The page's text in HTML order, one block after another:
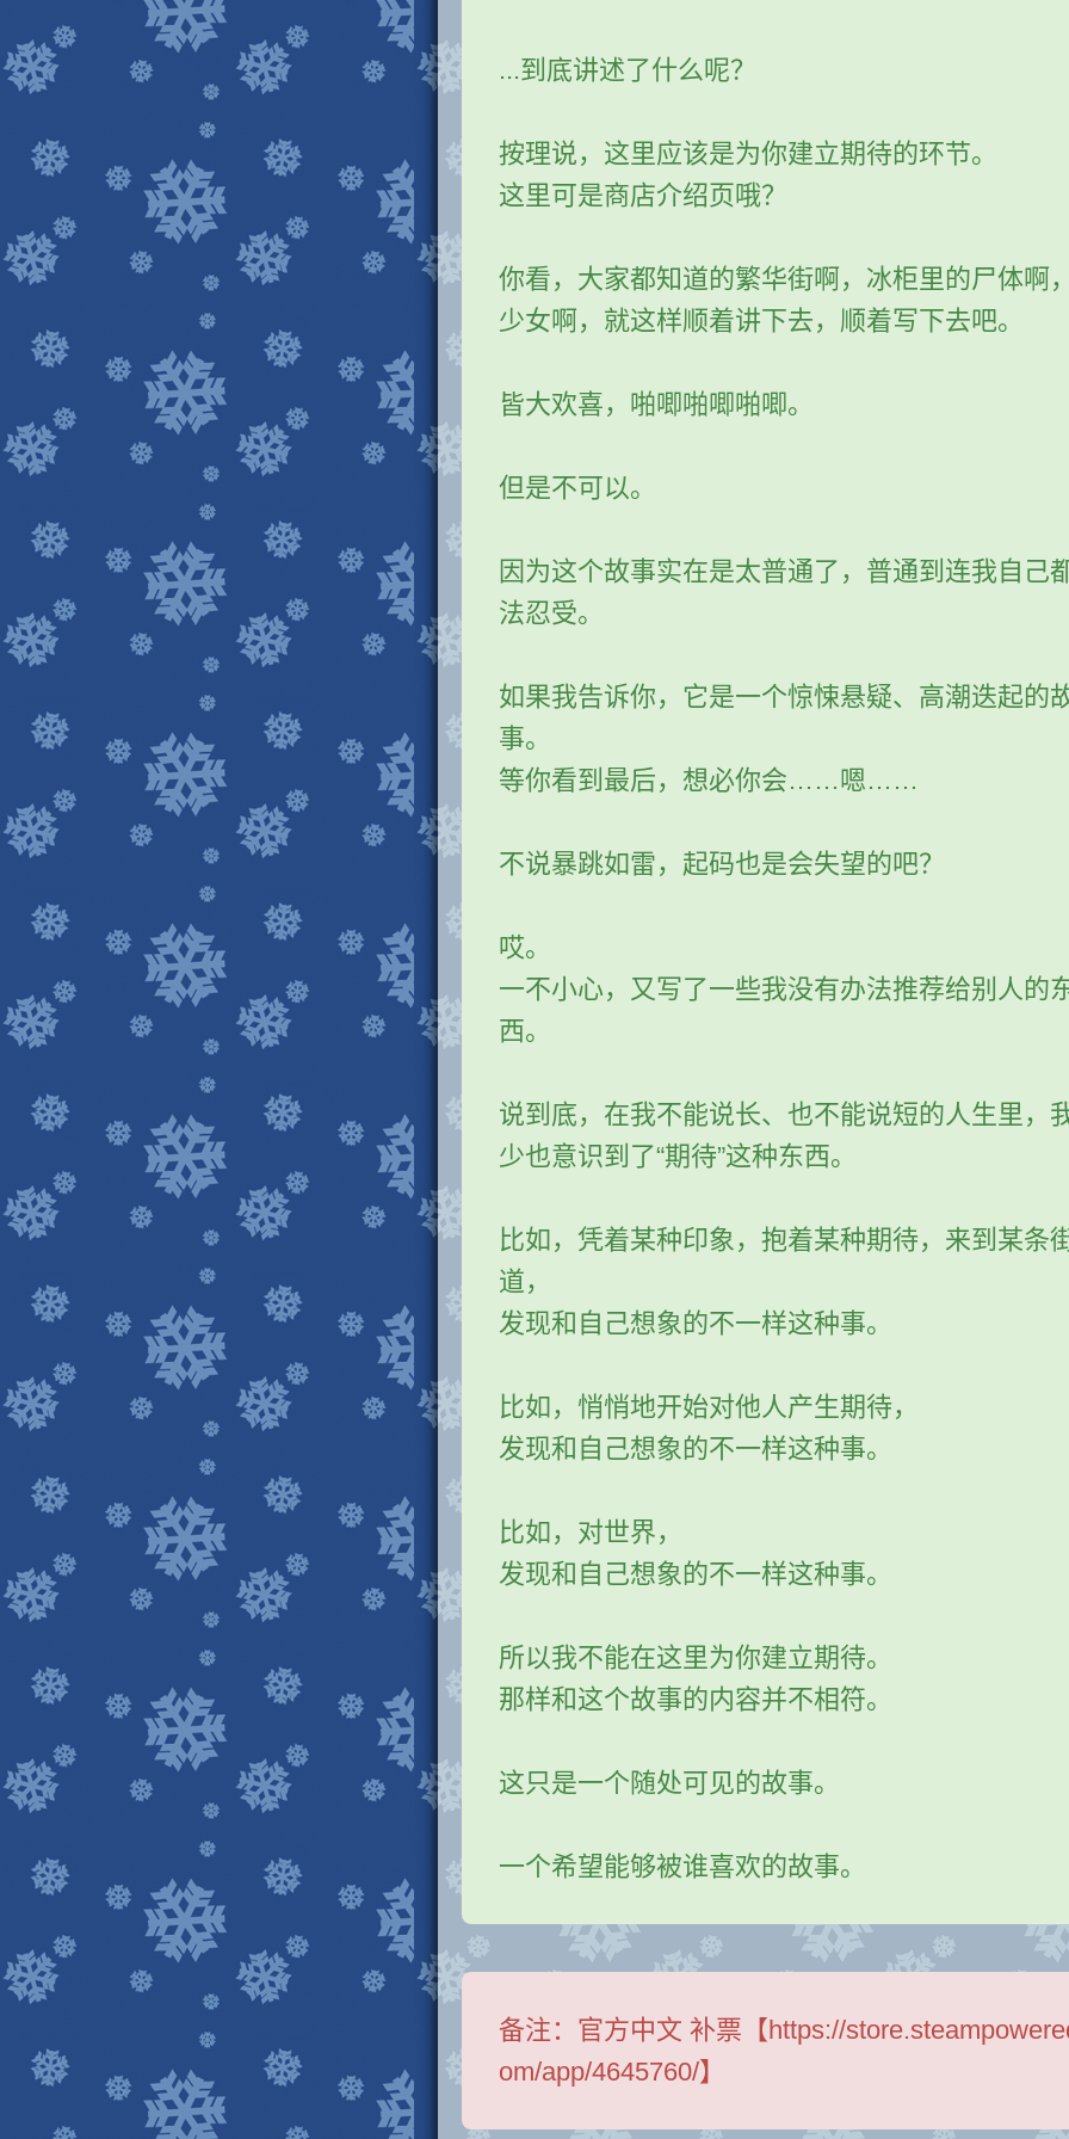
...到底讲述了什么呢？
按理说，这里应该是为你建立期待的环节。
这里可是商店介绍页哦？
你看，大家都知道的繁华街啊，冰柜里的尸体啊
少女啊，就这样顺着讲下去，顺着写下去吧。
皆大欢喜，啪唧啪唧啪唧。
但是不可以。
因为这个故事实在是太普通了，普通到连我自己
法忍受。
如果我告诉你，它是一个惊悚悬疑、高潮迭起的
事。
等你看到最后，想必你会……嗯……
不说暴跳如雷，起码也是会失望的吧？
哎。
一不小心，又写了一些我没有办法推荐给别人的
西。
说到底，在我不能说长、也不能说短的人生里，
少也意识到了“期待”这种东西。
比如，凭着某种印象，抱着某种期待，来到某条
道，
发现和自己想象的不一样这种事。
比如，悄悄地开始对他人产生期待，
发现和自己想象的不一样这种事。
比如，对世界，
发现和自己想象的不一样这种事。
所以我不能在这里为你建立期待。
那样和这个故事的内容并不相符。
这只是一个随处可见的故事。
一个希望能够被谁喜欢的故事。
备注： 官方中文 补票【https://
om/app/4645760/】